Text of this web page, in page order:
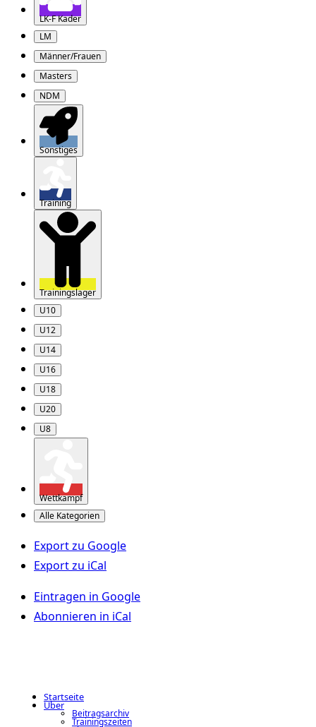
LK-F Kader
LM
Männer/Frauen
Masters
NDM
Sonstiges
Training
Trainingslager
U10
U12
U14
U16
U18
U20
U8
Wettkampf
Alle Kategorien
Export zu Google
Export zu iCal
Eintragen in Google
Abonnieren in iCal
Startseite
Über
Beitragsarchiv
Trainingszeiten